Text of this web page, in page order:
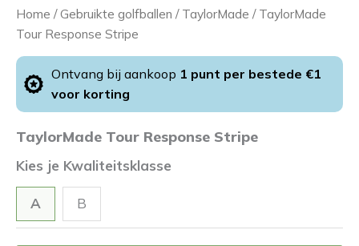
Home /Gebruikte golfballen / TaylorMade / TaylorMade
Tour Response Stripe
Ontvang bij aankoop 1 punt per bestede €1
voor korting
TaylorMade Tour Response Stripe
Kwaliteitsklasse
A B
TaylorMade
Tour
Response
Stripe
aantal